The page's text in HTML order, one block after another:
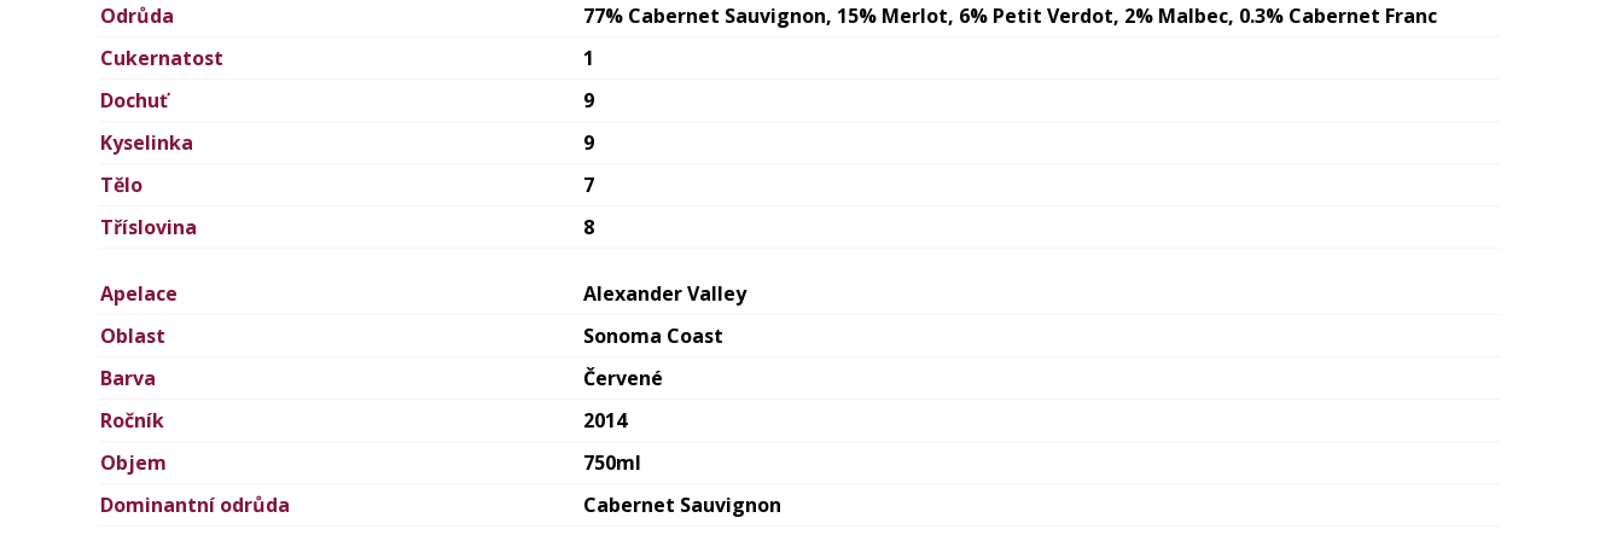
Odrůda
77% Cabernet Sauvignon, 15% Merlot, 6% Petit Verdot, 2% Malbec, 0.3% Cabernet Franc
Cukernatost
1
Dochuť
9
Kyselinka
9
Tělo
7
Tříslovina
8
Apelace
Alexander Valley
Oblast
Sonoma Coast
Barva
Červené
Ročník
2014
Objem
750ml
Dominantní odrůda
Cabernet Sauvignon